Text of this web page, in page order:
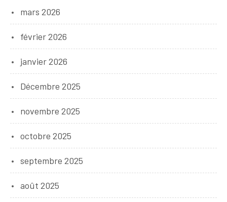
mars 2026
février 2026
janvier 2026
Décembre 2025
novembre 2025
octobre 2025
septembre 2025
août 2025